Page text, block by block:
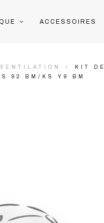
ACCESSOIRES
KIT DE
92 BM/KS Y9 BM